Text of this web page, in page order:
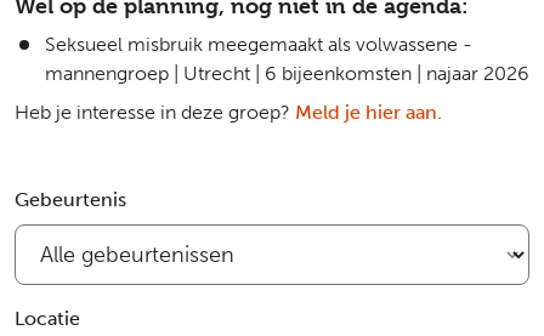
Wel op de planning, nog niet in de agenda:
Seksueel misbruik meegemaakt als volwassene -
mannengroep | Utrecht | 6 bijeenkomsten | najaar 2026
Heb je interesse in deze groep? Meld je hier aan.
Filter bijeenkomsten
Gebeurtenis
Locatie